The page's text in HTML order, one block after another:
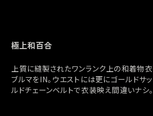
極上和百合
上質に縫製されたワンランク上の和着物
ブルマをIN。ウエストには更にゴールドサ
ルドチェーンベルトで衣装映え間違いナシ。